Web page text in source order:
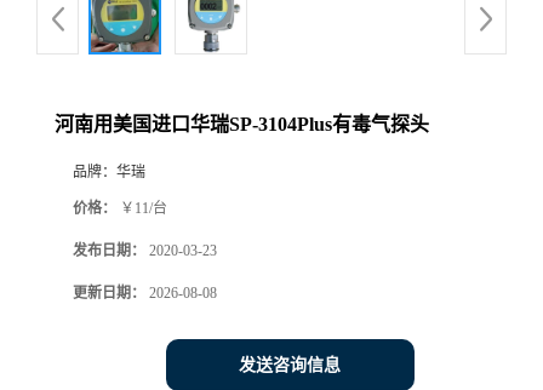
品
厅
河南用美国进口华瑞SP-3104Plus有毒气探头
品牌： 华瑞
价格： ￥11/台
发布日期： 2020-03-23
更新日期： 2026-08-08
发送咨询信息